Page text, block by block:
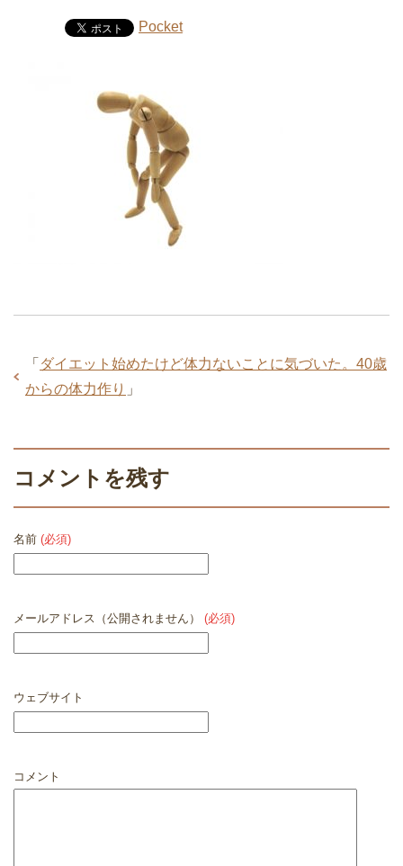
Pocket
「 ダイエット始めたけど体力ないことに気づいた。40歳
からの体力作り 」
コメントを残す
名前 (必須)
メールアドレス（公開されません） (必須)
ウェブサイト
コメント